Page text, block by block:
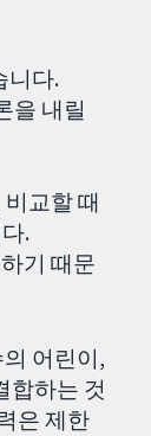
니다.
을 내릴
교할 때
.
기 때문
어린이,
합하는 것
은 제한